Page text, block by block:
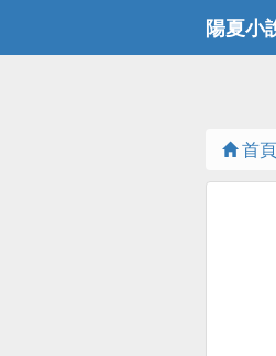
陽夏小
首頁